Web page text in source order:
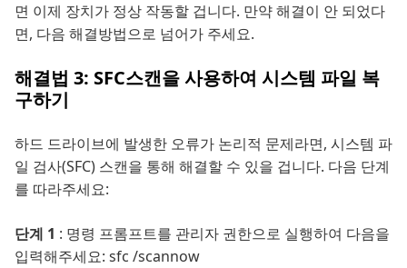
면 이제 장치가 정상 작동할 겁니다. 만약 해결이 안 되었다
면, 다음 해결방법으로 넘어가 주세요.
해결법 3: SFC스캔을 사용하여 시스템 파일 복
구하기
하드 드라이브에 발생한 오류가 논리적 문제라면, 시스템 파
일 검사(SFC) 스캔을 통해 해결할 수 있을 겁니다. 다음 단계
를 따라주세요:
단계 1 : 명령 프롬프트를 관리자 권한으로 실행하여 다음을
입력해주세요: sfc /scannow